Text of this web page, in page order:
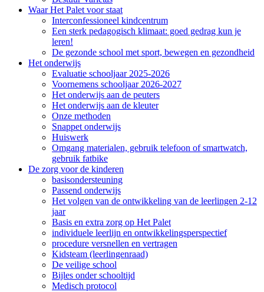
Waar Het Palet voor staat
Interconfessioneel kindcentrum
Een sterk pedagogisch klimaat: goed gedrag kun je
leren!
De gezonde school met sport, bewegen en gezondheid
Het onderwijs
Evaluatie schooljaar 2025-2026
Voornemens schooljaar 2026-2027
Het onderwijs aan de peuters
Het onderwijs aan de kleuter
Onze methoden
Snappet onderwijs
Huiswerk
Omgang materialen, gebruik telefoon of smartwatch,
gebruik fatbike
De zorg voor de kinderen
basisondersteuning
Passend onderwijs
Het volgen van de ontwikkeling van de leerlingen 2-12
jaar
Basis en extra zorg op Het Palet
individuele leerlijn en ontwikkelingsperspectief
procedure versnellen en vertragen
Kidsteam (leerlingenraad)
De veilige school
Bijles onder schooltijd
Medisch protocol